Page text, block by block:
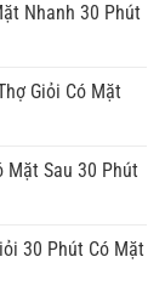
Nhanh 30 Phút
Giỏi Có Mặt
Mặt Sau 30 Phút
30 Phút Có Mặt